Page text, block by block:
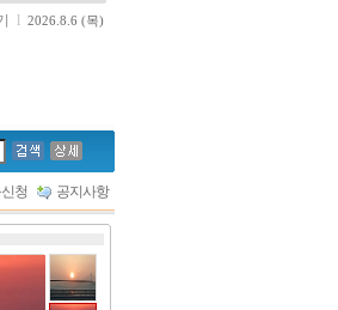
l 2026.8.6 (목)
청 공지사항